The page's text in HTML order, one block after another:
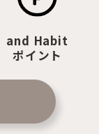
and Habit
ポイント